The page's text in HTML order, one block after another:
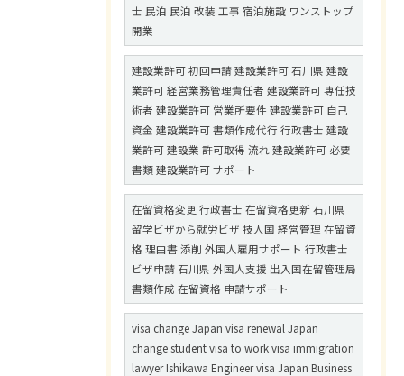
士 民泊 民泊 改装 工事 宿泊施設 ワンストップ
開業
建設業許可 初回申請 建設業許可 石川県 建設
業許可 経営業務管理責任者 建設業許可 専任技
術者 建設業許可 営業所要件 建設業許可 自己
資金 建設業許可 書類作成代行 行政書士 建設
業許可 建設業 許可取得 流れ 建設業許可 必要
書類 建設業許可 サポート
在留資格変更 行政書士 在留資格更新 石川県
留学ビザから就労ビザ 技人国 経営管理 在留資
格 理由書 添削 外国人雇用サポート 行政書士
ビザ申請 石川県 外国人支援 出入国在留管理局
書類作成 在留資格 申請サポート
visa change Japan visa renewal Japan
change student visa to work visa immigration
lawyer Ishikawa Engineer visa Japan Business